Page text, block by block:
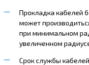
Прокладка кабелей
может
при минимальном
увеличенном
Срок службы